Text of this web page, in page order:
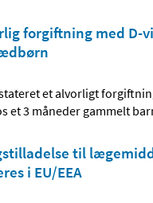
forgiftning med D-
et alvorligt
et 3 måneder gammelt
til
i EU/EEA